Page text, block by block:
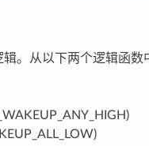
辑。从以下两个逻辑函